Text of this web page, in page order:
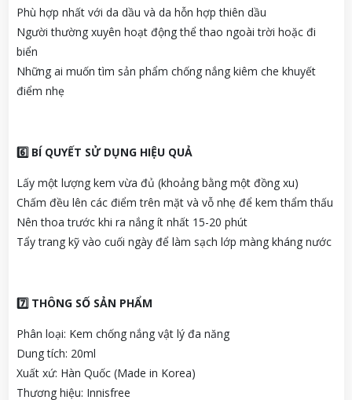
Phù hợp nhất với da dầu và da hỗn hợp thiên dầu
Người thường xuyên hoạt động thể thao ngoài trời hoặc đi
biển
Những ai muốn tìm sản phẩm chống nắng kiêm che khuyết
điểm nhẹ
6️BÍ QUYẾT SỬ DỤNG HIỆU QUẢ
Lấy một lượng kem vừa đủ (khoảng bằng một đồng xu)
Chấm đều lên các điểm trên mặt và vỗ nhẹ để kem thẩm thấu
Nên thoa trước khi ra nắng ít nhất 15-20 phút
Tẩy trang kỹ vào cuối ngày để làm sạch lớp màng kháng nước
7️THÔNG SỐ SẢN PHẨM
Phân loại: Kem chống nắng vật lý đa năng
Dung tích: 20ml
Xuất xứ: Hàn Quốc (Made in Korea)
Thương hiệu: Innisfree